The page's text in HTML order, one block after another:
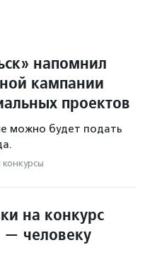
напомнил
кампании
проектов
можно будет подать
конкурсы
на конкурс
— человеку